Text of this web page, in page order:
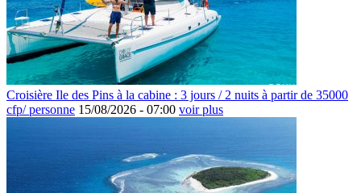
Croisière Ile des Pins à la cabine : 3 jours / 2 nuits à partir de 35000
cfp/ personne 15/08/2026 - 07:00 voir plus